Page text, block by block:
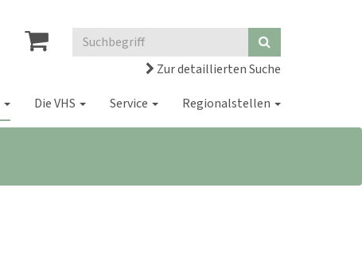
Zur detaillierten Suche
Die VHS Service Regionalstellen